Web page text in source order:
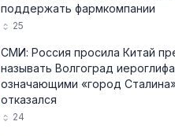
поддержать фармкомпании
25
СМИ: Россия просила Китай
называть Волгоград
означающими «город
отказался
24